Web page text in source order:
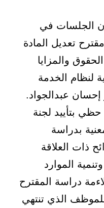
الجلسات في
تعديل المادة
والمزايا
لنظام الخدمة
إحسان عبدالجواد.
حظي بتأييد لجنة
بدراسة
ذات العلاقة
الموارد
دراسة المقترح
الذي تنتهي